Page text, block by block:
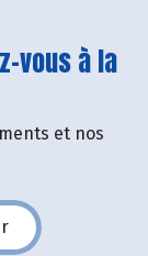
vous à la
et nos